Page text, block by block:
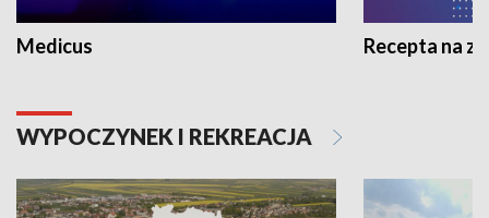
Medicus Recepta na
WYPOCZYNEK I REKREACJA